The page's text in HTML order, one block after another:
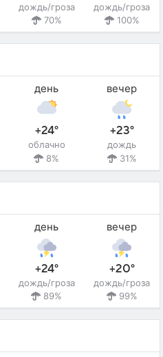
дождь/гроза
70%
дождь/гроза
100%
день
+24°
облачно
8%
вечер
+23°
дождь
31%
день
+24°
дождь/гроза
89%
вечер
+20°
дождь/гроза
99%